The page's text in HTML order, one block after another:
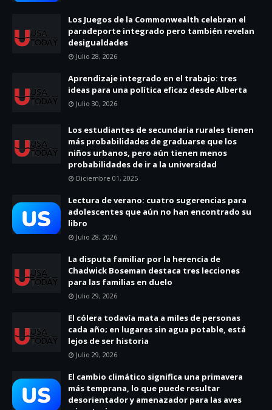
Los Juegos de la Commonwealth celebran el
paradeporte integrado pero también revelan
desigualdades
Julio 28, 2026
Aprendizaje integrado en el trabajo: tres
ideas para una política eficaz desde Alberta
Julio 30, 2026
Los estudiantes de secundaria rurales tienen
más probabilidades de graduarse que los
niños urbanos, pero aún tienen menos
probabilidades de ir a la universidad
Diciembre 01, 2025
Lectura de verano: cuatro sugerencias para
adolescentes que aún no han encontrado su
libro
Julio 28, 2026
La disputa familiar por la herencia de
Chadwick Boseman destaca tres lecciones
para las familias en duelo
Julio 29, 2026
El cólera todavía mata a miles de personas
cada año; en lugares sin agua potable, está
lejos de ser historia
Julio 29, 2026
El cambio climático significa una primavera
más temprana, lo que puede resultar
desorientador y amenazador para las aves